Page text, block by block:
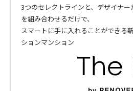
3つのセレクトラインと、デザイナ
を組み合わせるだけで、
スマートに手に入れることができる
ションマンション